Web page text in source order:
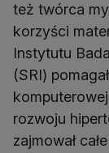
też twórca
korzyści
Instytutu
(SRI)
rozwoju
zajmował